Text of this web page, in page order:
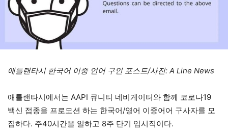
애틀랜타시 한국어 이중 언어 구인 포스트/사진: A Line News
애틀랜타시에서는 AAPI 큐니티 네비게이터와 함께 코로나19
백신 접종을 프로모션 하는 한국어/영어 이중어어 구사자를 모
집하다. 주40시간을 일하고 8주 단기 임시직이다.